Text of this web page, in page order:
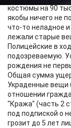
костюмы на 90
якобы ничего не
что-то неладное
лежали старые
Полицейские в
подозреваемую.
рождения не
Общая сумма
Украденные вещи
отношении
"Кража" (часть 2
под подпиской о
грозит до 5 лет